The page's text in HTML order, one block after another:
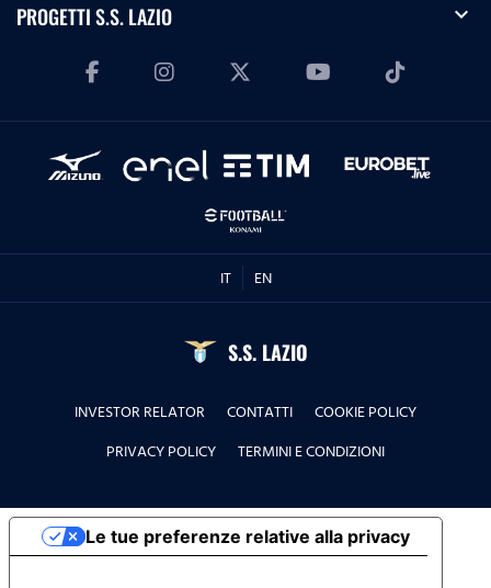
PROGETTI S.S. LAZIO expand_more
IT EN
S.S. LAZIO
INVESTOR RELATOR CONTATTI
COOKIE POLICY
PRIVACY POLICY
TERMINI E CONDIZIONI
Le tue preferenze relative alla privacy